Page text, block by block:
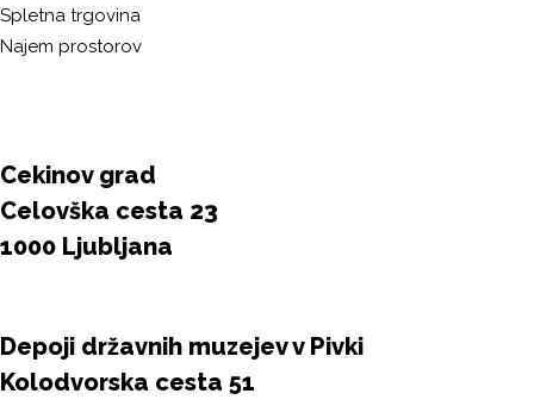
Spletna trgovina
Najem prostorov
Cekinov grad
Celovška cesta 23
1000 Ljubljana
Depoji državnih muzejev v Pivki
Kolodvorska cesta 51